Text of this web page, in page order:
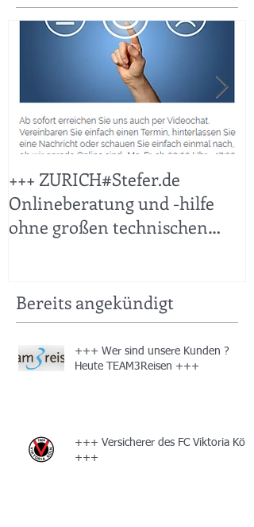
+++ ZURICH#Stefer.de
Onlineberatung und -hilfe
ohne großen technischen
Bereits angekündigt
+++ Wer sind unsere Kunden ?
Heute TEAM3Reisen +++
+++ Versicherer des FC Viktoria Köln
+++